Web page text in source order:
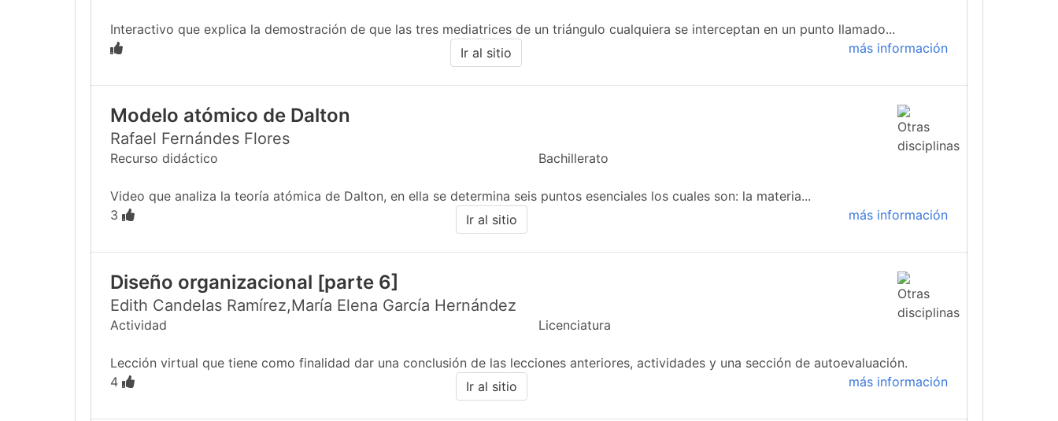
Interactivo que explica la demostración de que las tres mediatrices de un triángulo cualquiera se interceptan en un punto llamado...
más información
Ir al sitio
Modelo atómico de Dalton
Rafael Fernándes Flores
Recurso didáctico Bachillerato
Video que analiza la teoría atómica de Dalton, en ella se determina seis puntos esenciales los cuales son: la materia...
3
más información
Ir al sitio
Diseño organizacional [parte 6]
Edith Candelas Ramírez,María Elena García Hernández
Actividad Licenciatura
Lección virtual que tiene como finalidad dar una conclusión de las lecciones anteriores, actividades y una sección de autoevaluación.
4
más información
Ir al sitio